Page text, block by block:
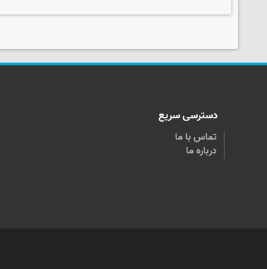
دسترسی سریع
تماس با ما
درباره ما